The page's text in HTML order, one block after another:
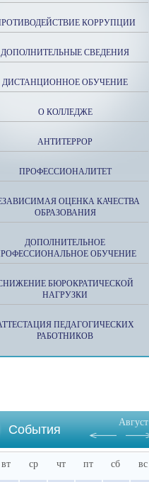
КОРРУПЦИИ
ДОПОЛНИТЕЛЬНЫЕ СВЕДЕНИЯ
ДИСТАНЦИОННОЕ ОБУЧЕНИЕ
О КОЛЛЕДЖЕ
АНТИТЕРРОР
ПРОФЕССИОНАЛИТЕТ
ОЦЕНКА КАЧЕСТВА
ОБРАЗОВАНИЯ
ДОПОЛНИТЕЛЬНОЕ
ОБУЧЕНИЕ
БЮРОКРАТИЧЕСКОЙ
НАГРУЗКИ
ПЕДАГОГИЧЕСКИХ
РАБОТНИКОВ
События
Август
вт ср чт пт сб вс